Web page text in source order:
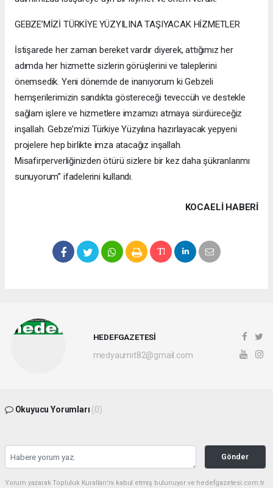
GEBZE’MİZİ TÜRKİYE YÜZYILINA TAŞIYACAK HİZMETLER
İstişarede her zaman bereket vardır diyerek, attığımız her
adımda her hizmette sizlerin görüşlerini ve taleplerini
önemsedik. Yeni dönemde de inanıyorum ki Gebzeli
hemşerilerimizin sandıkta göstereceği teveccüh ve destekle
sağlam işlere ve hizmetlere imzamızı atmaya sürdüreceğiz
inşallah. Gebze’mizi Türkiye Yüzyılına hazırlayacak yepyeni
projelere hep birlikte imza atacağız inşallah.
Misafirperverliğinizden ötürü sizlere bir kez daha şükranlarımı
sunuyorum” ifadelerini kullandı.
KOCAELI HABERİ
HEDEFGAZETESİ
medyaumit82@gmail.com
Okuyucu Yorumları (0)
Gönder
Yorum yazarak Topluluk Kuralları’nı kabul etmiş bulunuyor ve hedefgazetesi.com.tr